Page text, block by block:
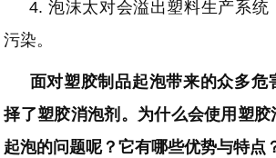
4. 泡沫太对会溢出塑料生产系统
污染。
面对塑胶制品起泡带来的众多危
择了塑胶消泡剂。为什么会使用塑
起泡的问题呢？它有哪些优势与特点